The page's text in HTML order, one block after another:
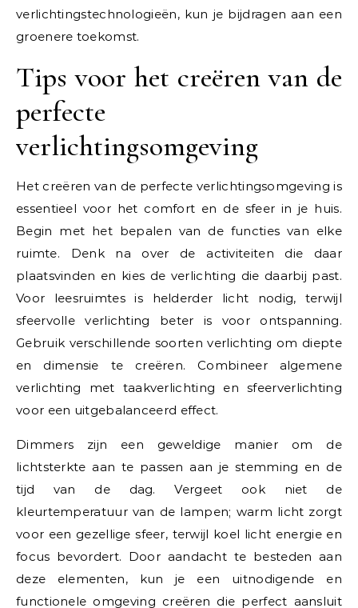
verlichtingstechnologieën, kun je bijdragen aan een
groenere toekomst.
Tips voor het creëren van de
perfecte
verlichtingsomgeving
Het creëren van de perfecte verlichtingsomgeving is
essentieel voor het comfort en de sfeer in je huis.
Begin met het bepalen van de functies van elke
ruimte. Denk na over de activiteiten die daar
plaatsvinden en kies de verlichting die daarbij past.
Voor leesruimtes is helderder licht nodig, terwijl
sfeervolle verlichting beter is voor ontspanning.
Gebruik verschillende soorten verlichting om diepte
en dimensie te creëren. Combineer algemene
verlichting met taakverlichting en sfeerverlichting
voor een uitgebalanceerd effect.
Dimmers zijn een geweldige manier om de
lichtsterkte aan te passen aan je stemming en de
tijd van de dag. Vergeet ook niet de
kleurtemperatuur van de lampen; warm licht zorgt
voor een gezellige sfeer, terwijl koel licht energie en
focus bevordert. Door aandacht te besteden aan
deze elementen, kun je een uitnodigende en
functionele omgeving creëren die perfect aansluit